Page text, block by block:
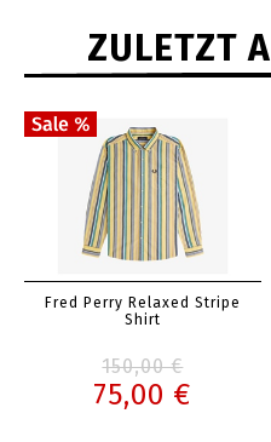
ZULETZT
Fred Perry Relaxed Stripe
Shirt
150,00 €
75,00 €